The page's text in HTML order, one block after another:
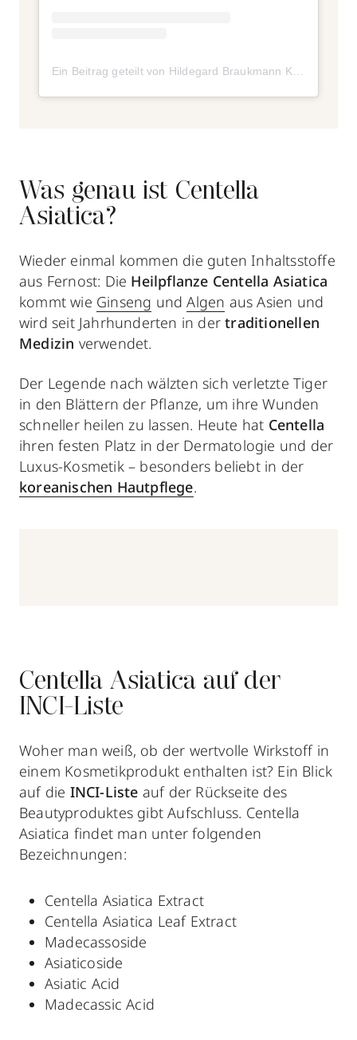
Was genau ist Centella
Asiatica?
Wieder einmal kommen die guten Inhaltsstoffe
aus Fernost: Die Heilpflanze Centella Asiatica
kommt wie Ginseng undAlgen aus Asien und
wird seit Jahrhunderten in dertraditionellen
Medizin verwendet.
Der Legende nach wälzten sich verletzte Tiger
in den Blättern der Pflanze, um ihre Wunden
schneller heilen zu lassen. Heute hat Centella
ihren festen Platz in der Dermatologie und der
Luxus-Kosmetik – besonders beliebt in der
koreanischen Hautpflege.
Centella Asiatica auf der
INCI-Liste
Woher man weiß, ob der wertvolle Wirkstoff in
einem Kosmetikprodukt enthalten ist? Ein Blick
auf die INCI-Liste auf der Rückseite des
Beautyproduktes gibt Aufschluss. Centella
Asiatica findet man unter folgenden
Bezeichnungen:
Centella Asiatica Extract
Centella Asiatica Leaf Extract
Madecassoside
Asiaticoside
Asiatic Acid
Madecassic Acid